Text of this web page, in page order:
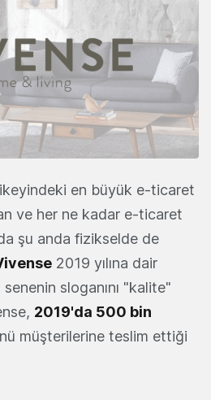
en büyük e-ticaret
ve her ne kadar e-ticaret
şu anda fizikselde de
2019 yılına dair
senenin sloganını "kalite"
2019'da 500 bin
müşterilerine teslim ettiği